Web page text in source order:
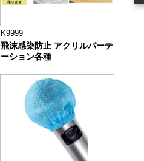
K9999
飛沫感染防止 アクリルパーテ
ーション各種